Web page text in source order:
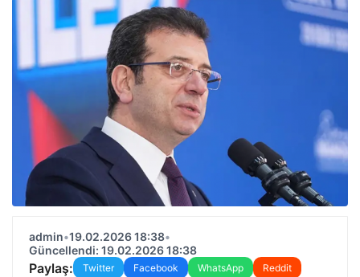
admin•19.02.2026 18:38•
Güncellendi: 19.02.2026 18:38
Paylaş: Twitter Facebook WhatsApp
Reddit